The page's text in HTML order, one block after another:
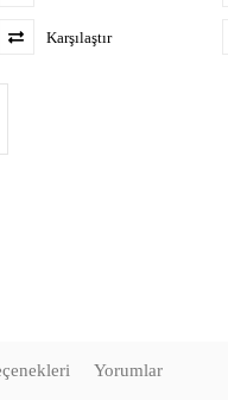
Karşılaştır
Yorumlar